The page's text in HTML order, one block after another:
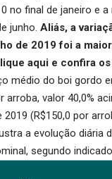
no final de janeiro e a
junho. Aliás, a
de 2019 foi a
aqui e confira
médio do boi gordo
arroba, valor 40,0%
(R$150,0 por
a evolução diária
segundo